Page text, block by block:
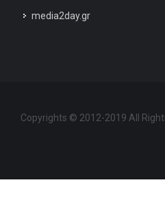
media2day.gr
Copyrights © 2012-2019 All